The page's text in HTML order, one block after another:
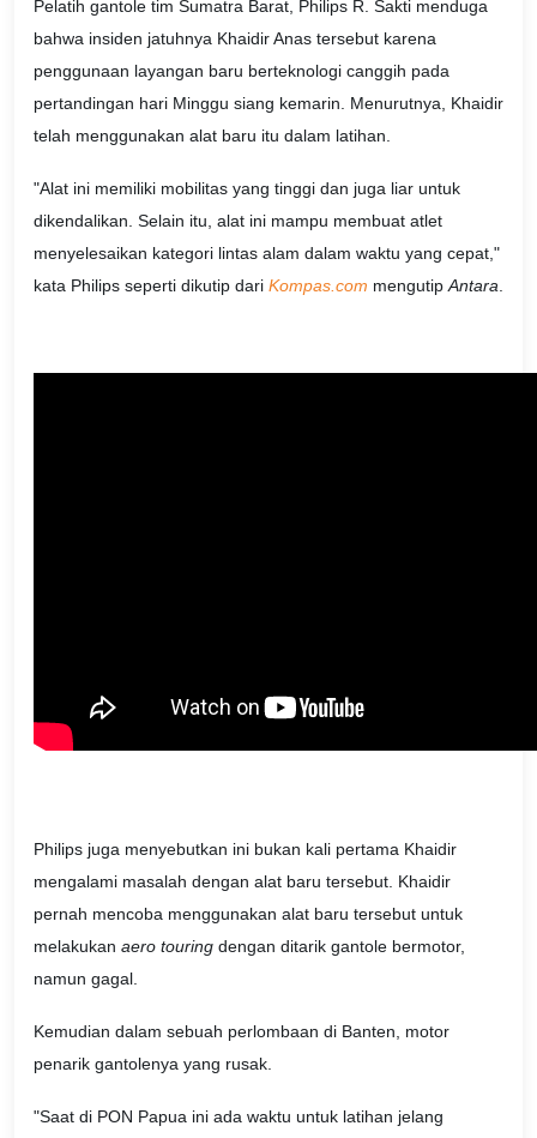
Pelatih gantole tim Sumatra Barat, Philips R. Sakti menduga
bahwa insiden jatuhnya Khaidir Anas tersebut karena
penggunaan layangan baru berteknologi canggih pada
pertandingan hari Minggu siang kemarin. Menurutnya, Khaidir
telah menggunakan alat baru itu dalam latihan.
"Alat ini memiliki mobilitas yang tinggi dan juga liar untuk
dikendalikan. Selain itu, alat ini mampu membuat atlet
menyelesaikan kategori lintas alam dalam waktu yang cepat,"
kata Philips seperti dikutip dari Kompas.com mengutipAntara.
Philips juga menyebutkan ini bukan kali pertama Khaidir
mengalami masalah dengan alat baru tersebut. Khaidir
pernah mencoba menggunakan alat baru tersebut untuk
melakukan aero touring dengan ditarik gantole bermotor,
namun gagal.
Kemudian dalam sebuah perlombaan di Banten, motor
penarik gantolenya yang rusak.
"Saat di PON Papua ini ada waktu untuk latihan jelang